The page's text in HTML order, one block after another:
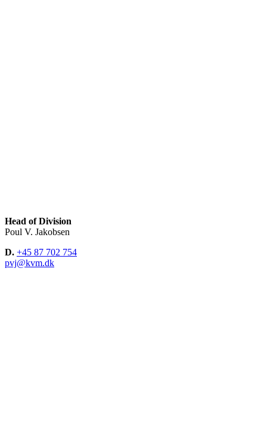
Head of Division
Poul V. Jakobsen
D. +45 87 702 754
pvj@kvm.dk